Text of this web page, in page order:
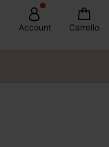
Account Carrello